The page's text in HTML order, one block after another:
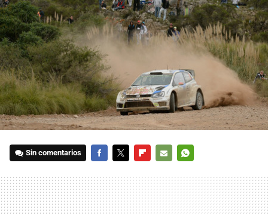
Sin comentarios
MAIL